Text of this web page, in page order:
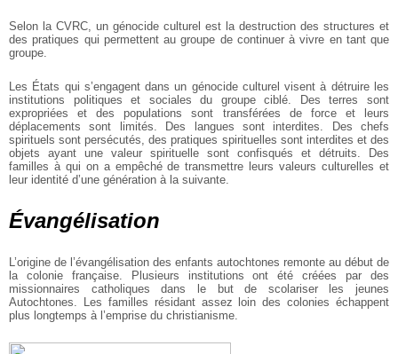
Selon la CVRC, un génocide culturel est la destruction des structures et
des pratiques qui permettent au groupe de continuer à vivre en tant que
groupe.
Les États qui s’engagent dans un génocide culturel visent à détruire les
institutions politiques et sociales du groupe ciblé. Des terres sont
expropriées et des populations sont transférées de force et leurs
déplacements sont limités. Des langues sont interdites. Des chefs
spirituels sont persécutés, des pratiques spirituelles sont interdites et des
objets ayant une valeur spirituelle sont confisqués et détruits. Des
familles à qui on a empêché de transmettre leurs valeurs culturelles et
leur identité d’une génération à la suivante.
Évangélisation
L’origine de l’évangélisation des enfants autochtones remonte au début de
la colonie française. Plusieurs institutions ont été créées par des
missionnaires catholiques dans le but de scolariser les jeunes
Autochtones. Les familles résidant assez loin des colonies échappent
plus longtemps à l’emprise du christianisme.